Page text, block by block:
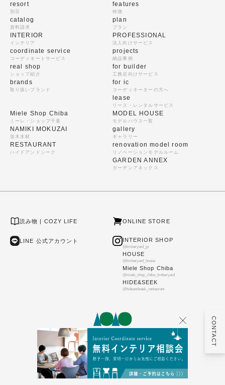
CONTACT
resort
別荘
catalog
資料請求
features
特徴
plan
プラン
INTERIOR
インテリア
coordinate service
コーディネートサービス
real shop
ショップ紹介
brands
取り扱いブランド
PROFESSIONAL
法人向けサービス
projects
納品事例
for builder
工務店向けサービス
for ic
コーディネーターの方へ
lease
リース・レンタルサービス
Miele Shop Chiba
ミーレ・ショップ千葉
NAMIKI MOKUZAI
並木木材
RESTAURANT
ハイドアンドシーク
MODEL HOUSE
モデルハウス一覧
gallery
ギャラリー
renovation model room
リノベーションモデルルーム
GARDEN ANNEX
ガーデンアネックス
読み物 | COZY LIFE ONLINE STORE
LINE 公式アカウント INTERIOR SHOP
@timberyard_jp
HOUSE
@timberyard_house
Miele Shop Chiba
@miele_shop_chiba_timberyard
HIDE&SEEK
@hideandseek_restaurant
千葉県公安委員会許可 第441340002216号
©COZY LIFE CO.,LTD. ALL RIGHTS RESERVED.
PRIVACY POLICY